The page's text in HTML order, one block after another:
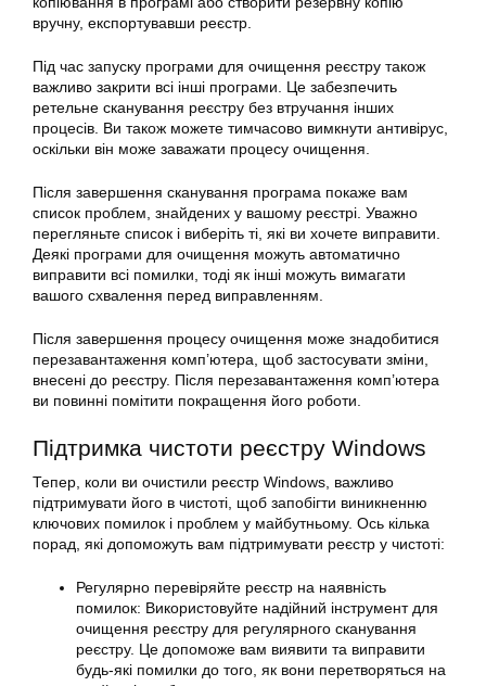
вручну, експортувавши реєстр.
Під час запуску програми для очищення реєстру також
важливо закрити всі інші програми. Це забезпечить
ретельне сканування реєстру без втручання інших
процесів. Ви також можете тимчасово вимкнути антивірус,
оскільки він може заважати процесу очищення.
Після завершення сканування програма покаже вам
список проблем, знайдених у вашому реєстрі. Уважно
перегляньте список і виберіть ті, які ви хочете виправити.
Деякі програми для очищення можуть автоматично
виправити всі помилки, тоді як інші можуть вимагати
вашого схвалення перед виправленням.
Після завершення процесу очищення може знадобитися
перезавантаження комп’ютера, щоб застосувати зміни,
внесені до реєстру. Після перезавантаження комп’ютера
ви повинні помітити покращення його роботи.
Підтримка чистоти реєстру Windows
Тепер, коли ви очистили реєстр Windows, важливо
підтримувати його в чистоті, щоб запобігти виникненню
ключових помилок і проблем у майбутньому. Ось кілька
порад, які допоможуть вам підтримувати реєстр у чистоті:
Регулярно перевіряйте реєстр на наявність
помилок: Використовуйте надійний інструмент для
очищення реєстру для регулярного сканування
реєстру. Це допоможе вам виявити та виправити
будь-які помилки до того, як вони перетворяться на